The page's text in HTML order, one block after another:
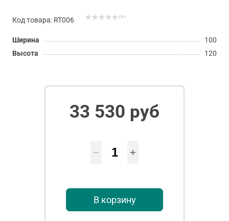
Код товара: RT006 ( 0 )
Ширина
100
Высота
120
33 530 руб
В корзину